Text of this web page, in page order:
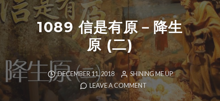
1089 信是有原－降生
原 (二)
DECEMBER 11, 2018
SHINING ME UP
LEAVE A COMMENT